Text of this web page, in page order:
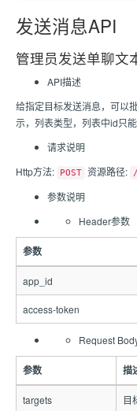
发送消息API
管理员发送单聊文
API描述
给指定目标发送消息，可以
示，列表类型，列表中id只
请求说明
Http方法:
POST 资源路径:
参数说明
Header参数
参数
app_id
access-token
Request
参数 描
targets 目